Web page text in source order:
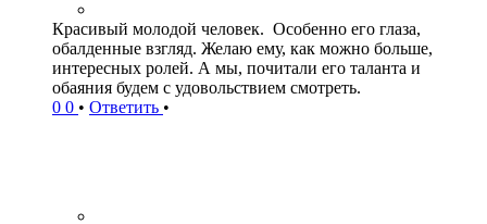
Красивый молодой человек. Особенно его глаза,
обалденные взгляд. Желаю ему, как можно больше,
интересных ролей. А мы, почитали его таланта и
обаяния будем с удовольствием смотреть.
0 0 • Ответить •